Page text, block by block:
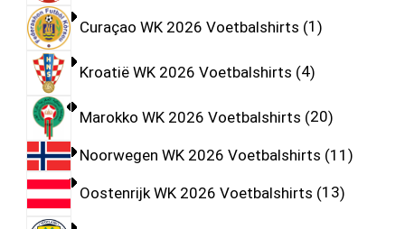
Curaçao WK 2026 Voetbalshirts 1
Kroatië WK 2026 Voetbalshirts 4
Marokko WK 2026 Voetbalshirts 20
Noorwegen WK 2026 Voetbalshirts 11
Oostenrijk WK 2026 Voetbalshirts 13